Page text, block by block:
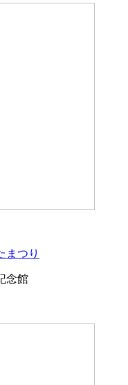
つり
念館